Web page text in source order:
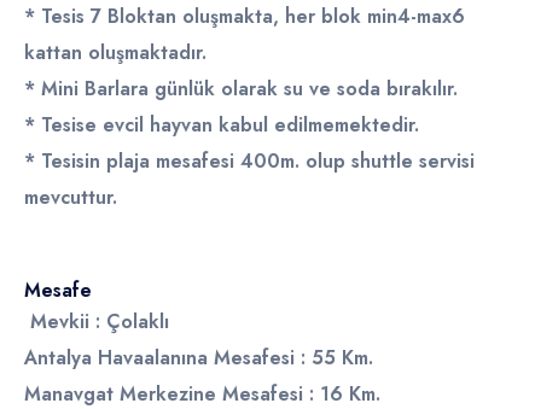
* Tesis 7 Bloktan oluşmakta, her blok min4-max6
kattan oluşmaktadır.
* Mini Barlara günlük olarak su ve soda bırakılır.
* Tesise evcil hayvan kabul edilmemektedir.
* Tesisin plaja mesafesi 400m. olup shuttle servisi
mevcuttur.
Mesafe
Mevkii : Çolaklı
Antalya Havaalanına Mesafesi : 55 Km.
Manavgat Merkezine Mesafesi : 16 Km.